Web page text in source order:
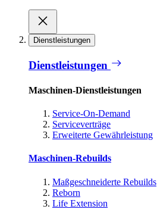
Dienstleistungen
Dienstleistungen
Maschinen-Dienstleistungen
Service-On-Demand
Serviceverträge
Erweiterte Gewährleistung
Maschinen-Rebuilds
Maßgeschneiderte Rebuilds
Reborn
Life Extension